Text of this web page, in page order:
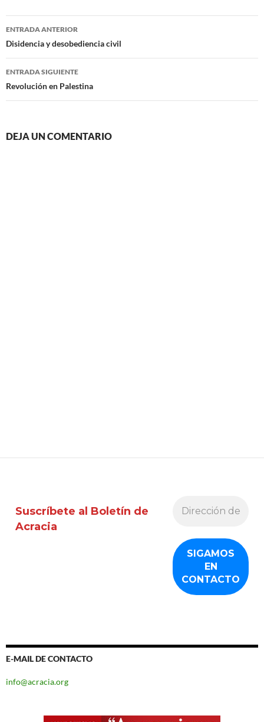
Navegación
de
entradas
ENTRADA ANTERIOR
Disidencia y desobediencia civil
ENTRADA SIGUIENTE
Revolución en Palestina
DEJA UN COMENTARIO
Suscríbete al Boletín de
Acracia
E-MAIL DE CONTACTO
info@acracia.org